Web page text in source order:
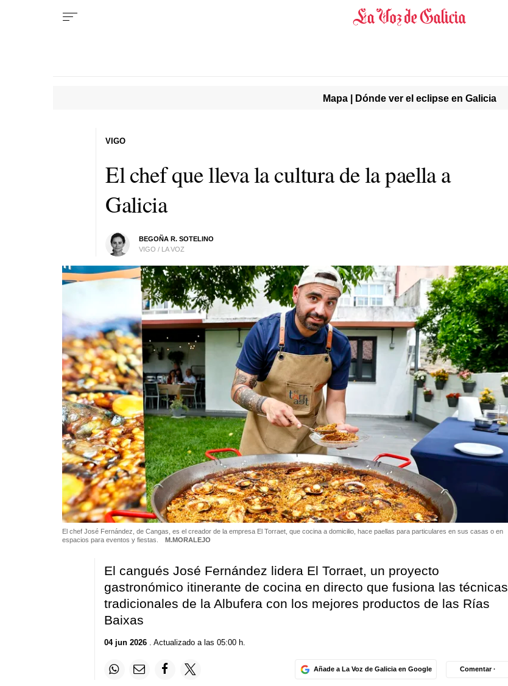
Mapa | Dónde ver el eclipse en Galicia
El chef que lleva la cultura de la paella a
Galicia
BEGOÑA R. SOTELINO
VIGO / LA VOZ
VIGO
El chef José Fernández, de Cangas, es el creador de la empresa El Torraet, que cocina a domicilio, hace paellas para particulares en sus casas o en
espacios para eventos y fiestas.
M.MORALEJO
El cangués José Fernández lidera El Torraet, un proyecto
gastronómico itinerante de cocina en directo que fusiona las técnicas
tradicionales de la Albufera con los mejores productos de las Rías
Baixas
04 jun 2026. Actualizado a las 05:00 h.
Añade a La Voz de Galicia en Google Comentar ·